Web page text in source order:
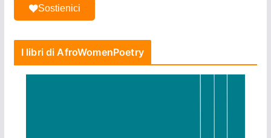
Sostienici
I libri di AfroWomenPoetry